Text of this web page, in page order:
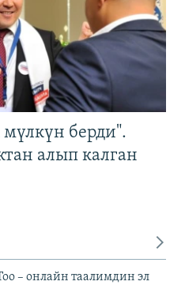
берди".
алып калган
– онлайн таалимдин эл